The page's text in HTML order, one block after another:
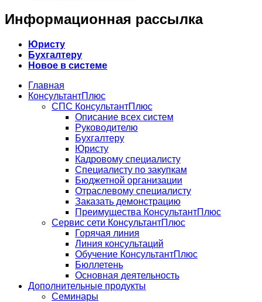
Информационная рассылка
Юристу
Бухгалтеру
Новое в системе
Главная
КонсультантПлюс
СПС КонсультантПлюс
Описание всех систем
Руководителю
Бухгалтеру
Юристу
Кадровому специалисту
Специалисту по закупкам
Бюджетной организации
Отраслевому специалисту
Заказать демонстрацию
Преимущества КонсультантПлюс
Сервис сети КонсультантПлюс
Горячая линия
Линия консультаций
Обучение КонсультантПлюс
Бюллетень
Основная деятельность
Дополнительные продукты
Семинары